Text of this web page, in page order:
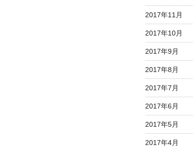
2017年11月
2017年10月
2017年9月
2017年8月
2017年7月
2017年6月
2017年5月
2017年4月